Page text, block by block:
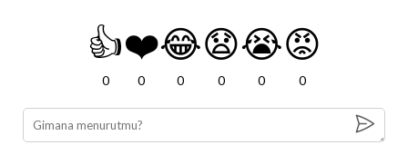
👍
0
❤️
0
😂
0
😧
0
😭
0
😡
0